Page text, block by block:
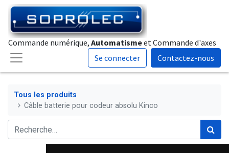
Commande numérique, Automatismeet Commande d'axes
Se connecter
Contactez-nous
Tous les produits
Câble batterie pour codeur absolu Kinco